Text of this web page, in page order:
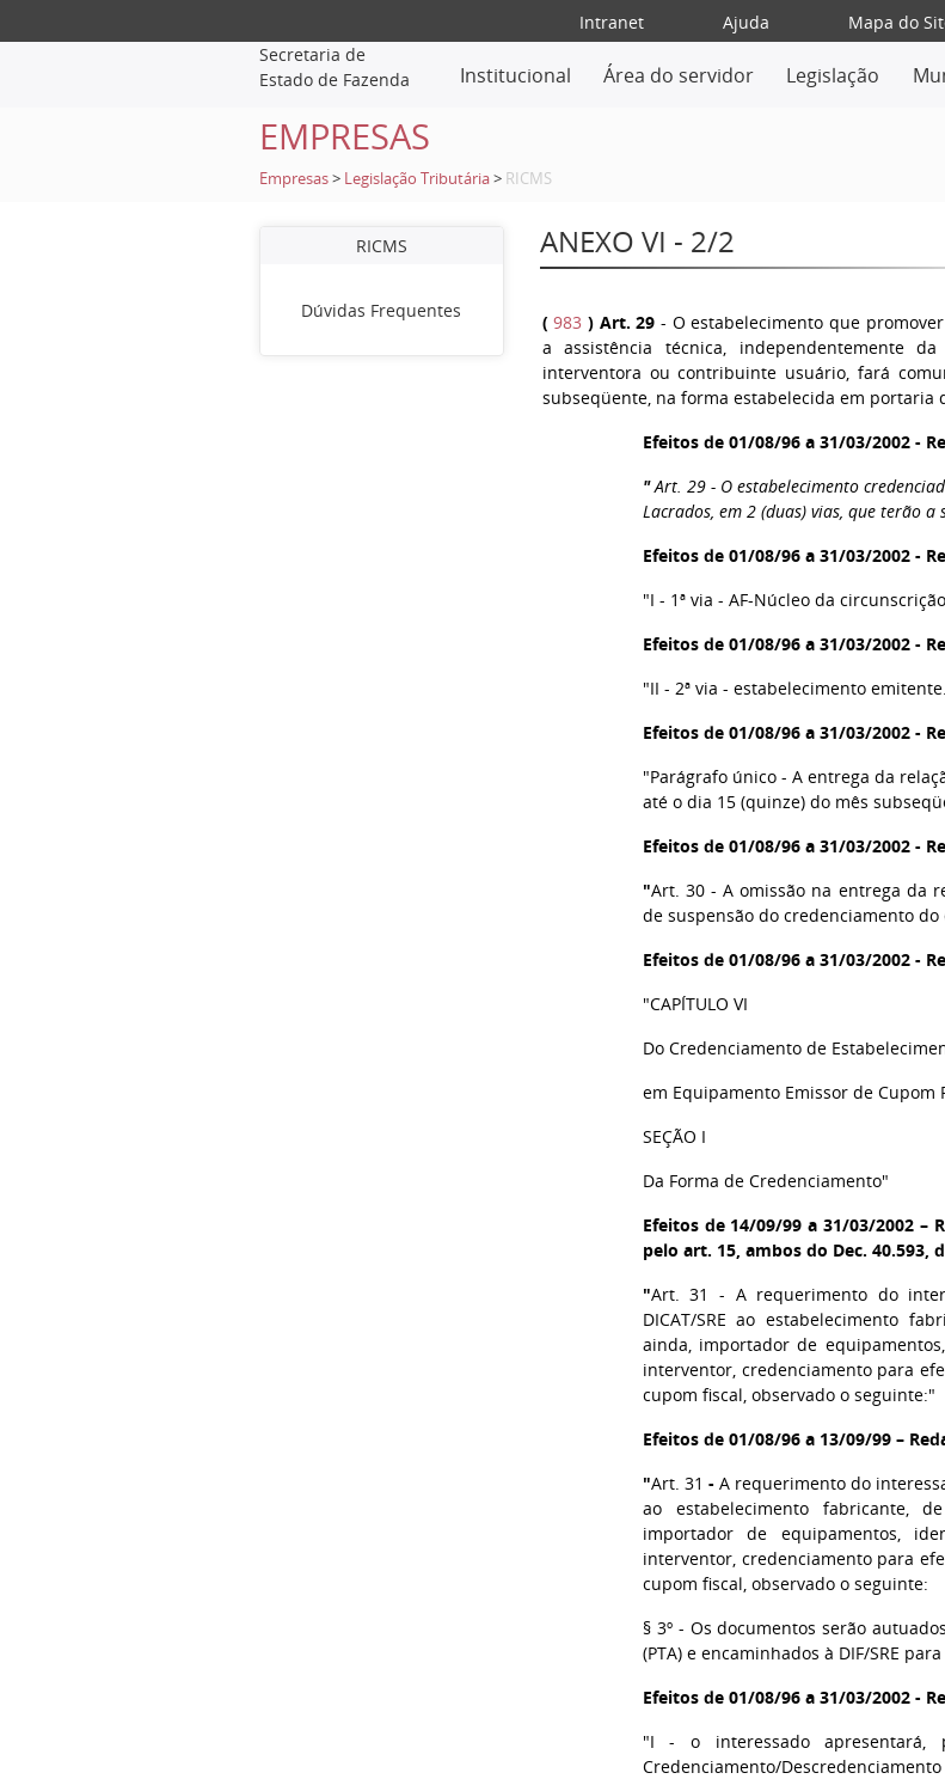
Intranet Ajuda Mapa do
Secretaria de
Estado de Fazenda
Institucional Área do servidor Legislação
EMPRESAS
Empresas > Legislação Tributária > RICMS
RICMS
Dúvidas Frequentes
ANEXO VI - 2/2
( 983 ) Art. 29 - O estabelecimento que
a assistência técnica, independentemente
interventora ou contribuinte usuário, fará
subseqüente, na forma estabelecida em portaria
Efeitos de 01/08/96 a 31/03/2002 -
" Art. 29 - O estabelecimento
Lacrados, em 2 (duas) vias, que terão a
Efeitos de 01/08/96 a 31/03/2002 -
"I - 1ª via - AF-Núcleo da
Efeitos de 01/08/96 a 31/03/2002 -
"II - 2ª via - estabelecimento
Efeitos de 01/08/96 a 31/03/2002 -
"Parágrafo único - A entrega da
até o dia 15 (quinze) do mês
Efeitos de 01/08/96 a 31/03/2002 -
"Art. 30 - A omissão na entrega da
de suspensão do credenciamento
Efeitos de 01/08/96 a 31/03/2002 -
"CAPÍTULO VI
Do Credenciamento de
em Equipamento Emissor de Cupom
SEÇÃO I
Da Forma de Credenciamento"
Efeitos de 14/09/99 a 31/03/2002 –
pelo art. 15, ambos do Dec. 40.593,
"Art. 31 - A requerimento do
DICAT/SRE ao estabelecimento
ainda, importador de
interventor, credenciamento para
cupom fiscal, observado o seguinte:"
Efeitos de 01/08/96 a 13/09/99 –
"Art. 31 -A requerimento do
ao estabelecimento fabricante,
importador de equipamentos,
interventor, credenciamento para
cupom fiscal, observado o seguinte:
§ 3º - Os documentos serão
(PTA) e encaminhados à DIF/SRE
Efeitos de 01/08/96 a 31/03/2002 -
"I - o interessado apresentará,
Credenciamento/